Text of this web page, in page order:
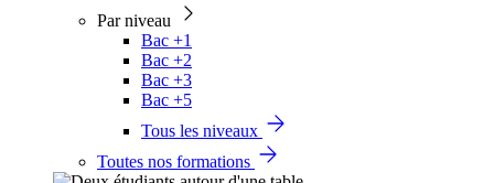
Par niveau
Bac +1
Bac +2
Bac +3
Bac +5
Tous les niveaux
Toutes nos formations